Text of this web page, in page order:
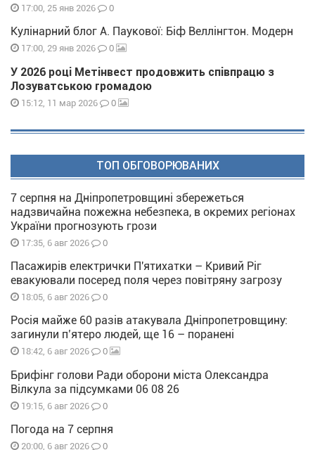
17:00, 25 янв 2026 0
Кулінарний блог А. Паукової: Біф Веллінгтон. Модерн
17:00, 29 янв 2026 0
У 2026 році Метінвест продовжить співпрацю з
Лозуватською громадою
15:12, 11 мар 2026 0
ТОП ОБГОВОРЮВАНИХ
7 серпня на Дніпропетровщині збережеться
надзвичайна пожежна небезпека, в окремих регіонах
України прогнозують грози
17:35, 6 авг 2026 0
Пасажирів електрички П'ятихатки – Кривий Ріг
евакуювали посеред поля через повітряну загрозу
18:05, 6 авг 2026 0
Росія майже 60 разів атакувала Дніпропетровщину:
загинули п’ятеро людей, ще 16 – поранені
18:42, 6 авг 2026 0
Брифінг голови Ради оборони міста Олександра
Вілкула за підсумками 06 08 26
19:15, 6 авг 2026 0
Погода на 7 серпня
20:00, 6 авг 2026 0